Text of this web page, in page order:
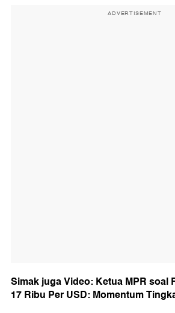
ADVERTISEMENT
Simak juga Video: Ketua MPR soal
17 Ribu Per USD: Momentum